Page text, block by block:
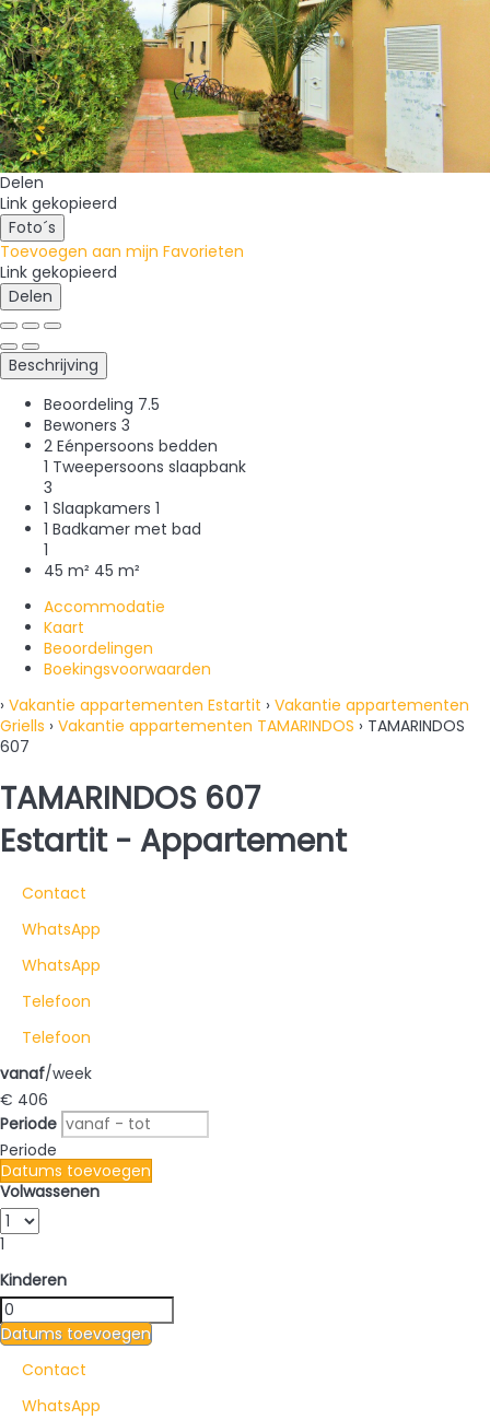
Delen
Link gekopieerd
Foto´s
Toevoegen aan mijn Favorieten
Link gekopieerd
Delen
Beschrijving
Beoordeling 7.5
Bewoners 3
2 Eénpersoons bedden
1 Tweepersoons slaapbank
3
1 Slaapkamers 1
1 Badkamer met bad
1
45 m² 45 m²
Accommodatie
Kaart
Beoordelingen
Boekingsvoorwaarden
› Vakantie appartementen Estartit › Vakantie appartementen
Griells › Vakantie appartementen TAMARINDOS › TAMARINDOS
607
TAMARINDOS 607
Estartit - Appartement
Contact
WhatsApp
WhatsApp
Telefoon
Telefoon
vanaf/week
€ 406
Periode
Periode
Datums toevoegen
Volwassenen
1
Kinderen
Datums toevoegen
Contact
WhatsApp